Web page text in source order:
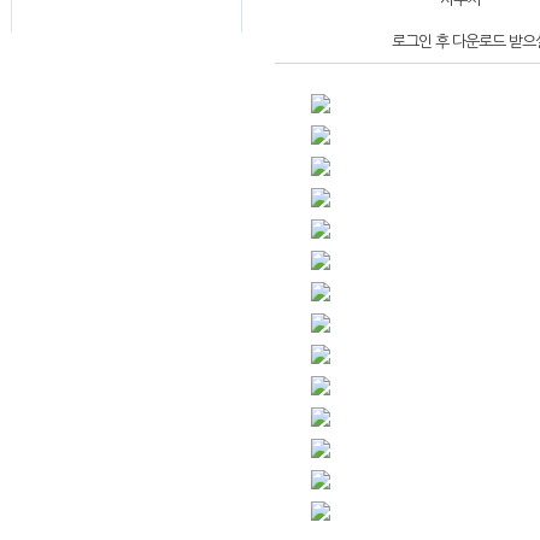
로그인 후 다운로드 받으